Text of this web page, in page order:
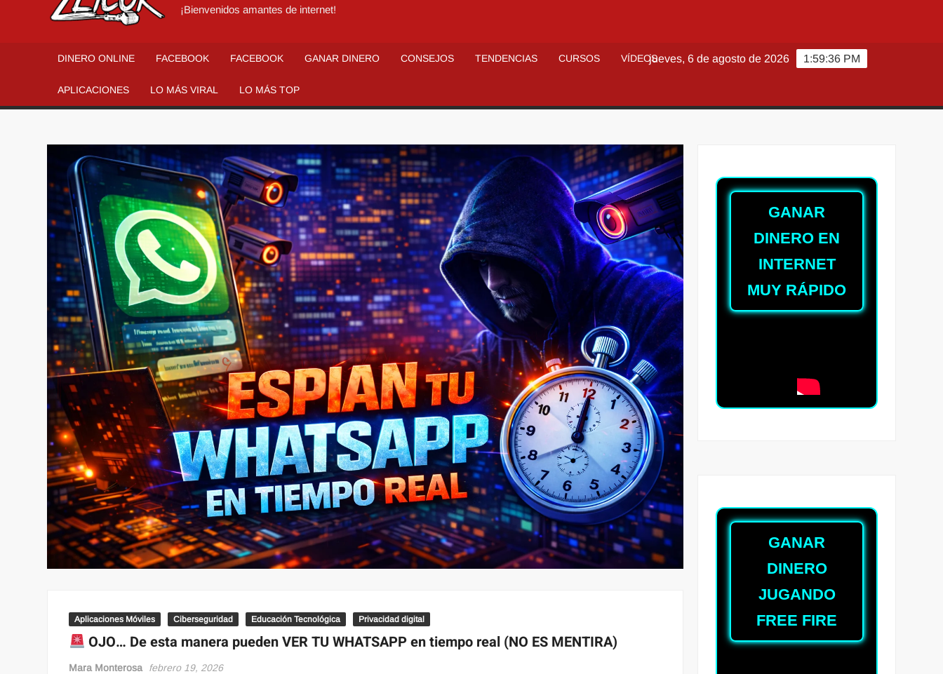
¡Bienvenidos amantes de internet!
DINERO ONLINE FACEBOOK FACEBOOK GANAR DINERO CONSEJOS TENDENCIAS CURSOS VÍDEOS
APLICACIONES LO MÁS VIRAL LO MÁS TOP
1:59:38 PM
jueves, 6 de agosto de 2026
Aplicaciones Móviles Ciberseguridad Educación Tecnológica Privacidad digital
OJO… De esta manera pueden VER TU WHATSAPP en tiempo real (NO ES MENTIRA)
Mara Monterosa febrero 19, 2026
GANAR
DINERO EN
INTERNET
MUY RÁPIDO
GANAR
DINERO
JUGANDO
FREE FIRE